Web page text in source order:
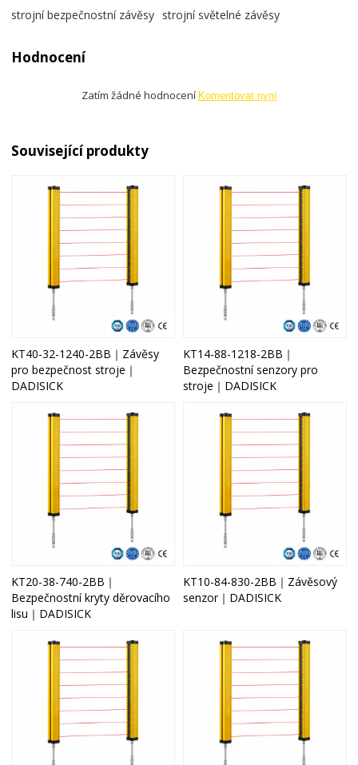
strojní bezpečnostní závěsy strojní světelné závěsy
Hodnocení
Zatím žádné hodnocení Komentovat nyní
Související produkty
KT40-32-1240-2BB｜Závěsy
pro bezpečnost stroje｜
DADISICK
KT14-88-1218-2BB｜
Bezpečnostní senzory pro
stroje｜DADISICK
KT20-38-740-2BB｜
Bezpečnostní kryty děrovacího
lisu｜DADISICK
KT10-84-830-2BB｜Závěsový
senzor｜DADISICK